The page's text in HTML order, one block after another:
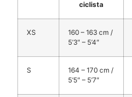
ciclista
XS
160 – 163 cm /
5’3″ – 5’4″
S
164 – 170 cm /
5’5″ – 5’7″